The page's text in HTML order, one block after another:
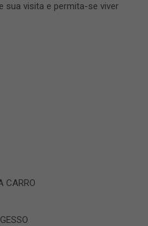
sua visita e permita-se viver
CARRO